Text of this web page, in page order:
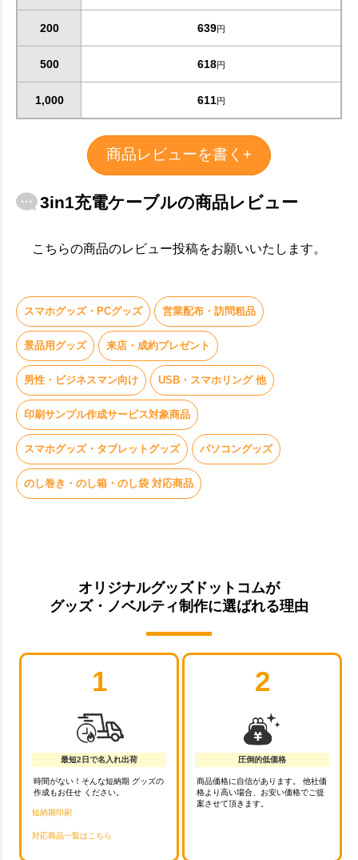
お買い物を続ける
200 639円
500 618円
1,000 611円
商品レビューを書く+
3in1充電ケーブルの商品レビュー
こちらの商品のレビュー投稿をお願いいたします。
スマホグッズ・PCグッズ 営業配布・訪問粗品
景品用グッズ 来店・成約プレゼント
男性・ビジネスマン向け USB・スマホリング 他
印刷サンプル作成サービス対象商品
スマホグッズ・タブレットグッズ パソコングッズ
のし巻き・のし箱・のし袋 対応商品
オリジナルグッズドットコムが
グッズ・ノベルティ制作に選ばれる理由
1
最短2日で名入れ出荷
時間がない！そんな短納期 グッズの
作成もお任せ ください。
短納期印刷
対応商品一覧はこちら
2
圧倒的低価格
商品価格に自信があります。 他社価
格より高い場合、お安い価格でご提
案させて頂きます。